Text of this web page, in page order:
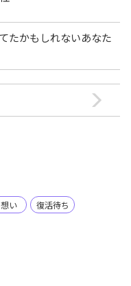
たかもしれないあなた
い 復活待ち